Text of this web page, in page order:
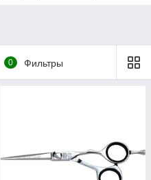
0 Фильтры